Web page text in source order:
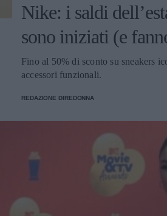
Nike: i saldi
sono iniziati (e
Fino al 50% di sconto su sneakers
accessori funzionali.
REDAZIONE DIREDONNA